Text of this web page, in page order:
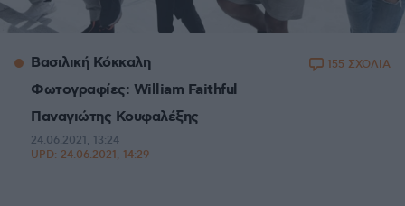
Βασιλική Κόκκαλη
Φωτογραφίες: William Faithful
Παναγιώτης Κουφαλέξης
24.06.2021, 13:24
UPD: 24.06.2021, 14:29
155 ΣΧΟΛΙΑ